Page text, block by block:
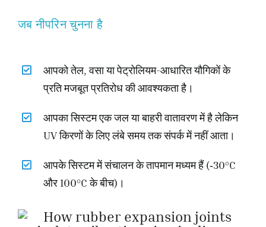
जब नीपरिन चुनना है
आपको तेल, वसा या पेट्रोलियम-आधारित यौगिकों के
प्रति मजबूत प्रतिरोध की आवश्यकता है।
आपका सिस्टम एक जल या बाहरी वातावरण में है लेकिन
UV किरणों के लिए लंबे समय तक संपर्क में नहीं आता।
आपके सिस्टम में संचालन के तापमान मध्यम हैं (‑30°C
और 100°C के बीच)।